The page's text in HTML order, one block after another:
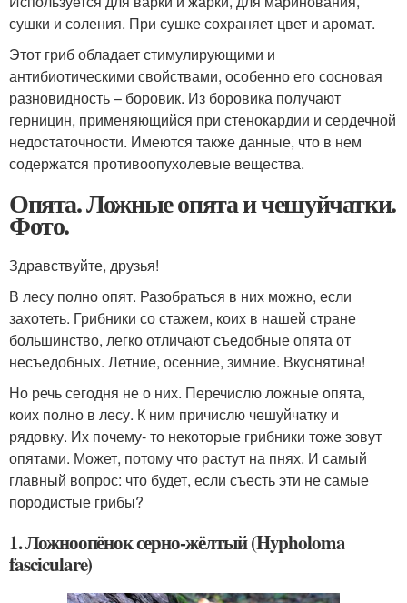
сушки и соления. При сушке сохраняет цвет и аромат.
Этот гриб обладает стимулирующими и
антибиотическими свойствами, особенно его сосновая
разновидность – боровик. Из боровика получают
герницин, применяющийся при стенокардии и сердечной
недостаточности. Имеются также данные, что в нем
содержатся противоопухолевые вещества.
Опята. Ложные опята и чешуйчатки.
Фото.
Здравствуйте, друзья!
В лесу полно опят. Разобраться в них можно, если
захотеть. Грибники со стажем, коих в нашей стране
большинство, легко отличают съедобные опята от
несъедобных. Летние, осенние, зимние. Вкуснятина!
Но речь сегодня не о них. Перечислю ложные опята,
коих полно в лесу. К ним причислю чешуйчатку и
рядовку. Их почему- то некоторые грибники тоже зовут
опятами. Может, потому что растут на пнях. И самый
главный вопрос: что будет, если съесть эти не самые
породистые грибы?
1. Ложноопёнок серно-жёлтый (Hypholoma
fasciculare)